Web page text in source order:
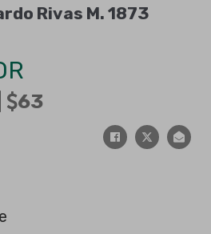
Rivas M. 1873
63